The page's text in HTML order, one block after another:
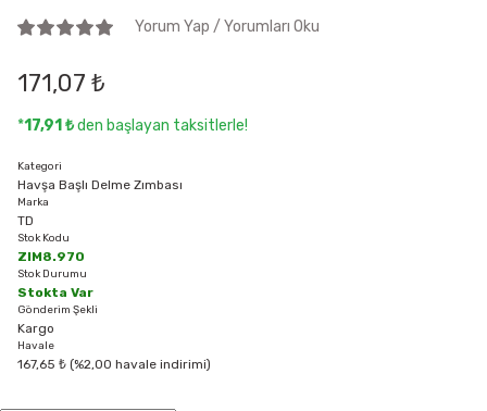
Yorum Yap / Yorumları Oku
171,07 ₺
*17,91 ₺den başlayan taksitlerle!
Kategori
Havşa Başlı Delme Zımbası
Marka
TD
Stok Kodu
ZIM8.970
Stok Durumu
Stokta Var
Gönderim Şekli
Kargo
Havale
167,65 ₺ (%2,00 havale indirimi)